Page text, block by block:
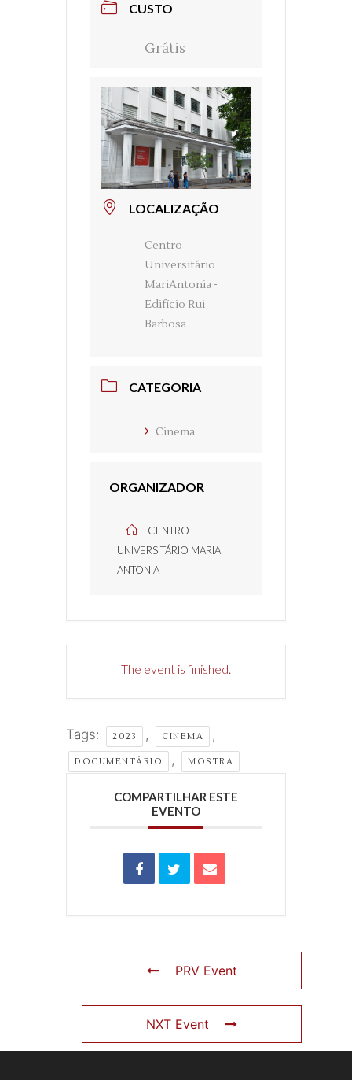
CUSTO
Grátis
LOCALIZAÇÃO
Centro
Universitário
MariAntonia -
Edifício Rui
Barbosa
CATEGORIA
Cinema
ORGANIZADOR
CENTRO
UNIVERSITÁRIO MARIA
ANTONIA
The event is finished.
Tags: 2023 , CINEMA ,
DOCUMENTÁRIO , MOSTRA
COMPARTILHAR ESTE
EVENTO
PRV Event
NXT Event